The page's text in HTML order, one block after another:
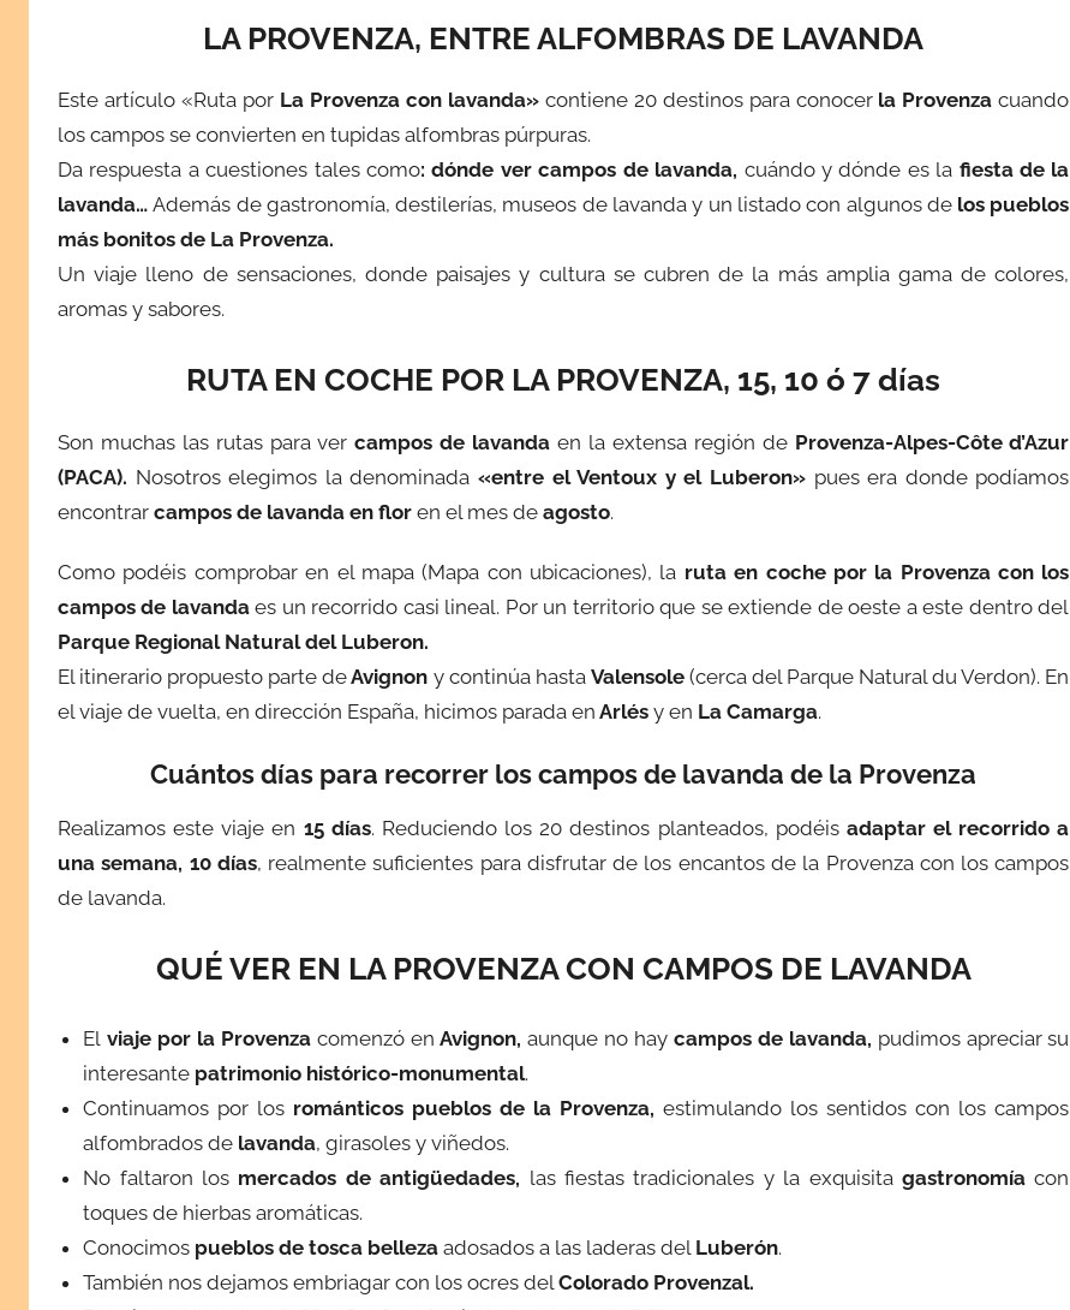
i
c
a
d
a
e
i
e
m
r
e
2
3
6
LA PROVENZA, ENTRE ALFOMBRAS DE LAVANDA
Este artículo «Ruta por La Provenza con lavanda» contiene 20 destinos para conocerla Provenzacuando
los campos se convierten en tupidas alfombras púrpuras.
Da respuesta a cuestiones tales como: dónde ver campos de lavanda, cuándo y dónde es la fiesta de la
lavanda…Además de gastronomía, destilerías, museos de lavanda y un listado con algunos de los pueblos
más bonitos de La Provenza.
Un viaje lleno de sensaciones, donde paisajes y cultura se cubren de la más amplia gama de colores,
aromas y sabores.
RUTA EN COCHE POR LA PROVENZA, 15, 10 ó 7 días
Son muchas las rutas para ver campos de lavanda en la extensa región deProvenza-Alpes-Côte d’Azur
(PACA). Nosotros elegimos la denominada«entre el Ventoux y el Luberon» pues era donde podíamos
encontrar campos de lavanda en flor en el mes de agosto.
Como podéis comprobar en el mapa (Mapa con ubicaciones), la ruta en coche por la Provenza con los
campos de lavandaes un recorrido casi lineal. Por un territorio que se extiende de oeste a este dentro del
Parque Regional Natural del Luberon.
El itinerario propuesto parte deAvignon y continúa hasta Valensole(cerca del Parque Natural du Verdon). En
el viaje de vuelta, en dirección España, hicimos parada en Arlés y en La Camarga.
Cuántos días para recorrer los campos de lavanda de la Provenza
Realizamos este viaje en 15 días. Reduciendo los 20 destinos planteados, podéis adaptar el recorrido a
una semana, 10 días, realmente suficientes para disfrutar de los encantos de la Provenza con los campos
de lavanda.
QUÉ VER EN LA PROVENZA CON CAMPOS DE LAVANDA
El viaje por la Provenzacomenzó enAvignon,aunque no hay campos de lavanda, pudimos apreciar su
interesante patrimonio histórico-monumental.
Continuamos por los románticos pueblos de la Provenza,estimulando los sentidos con los campos
alfombrados de lavanda, girasoles y viñedos.
No faltaron los mercados de antigüedades, las fiestas tradicionales y la exquisita gastronomía con
toques de hierbas aromáticas.
Conocimos pueblos de tosca belleza adosados a las laderas del Luberón.
También nos dejamos embriagar con los ocres delColorado Provenzal.